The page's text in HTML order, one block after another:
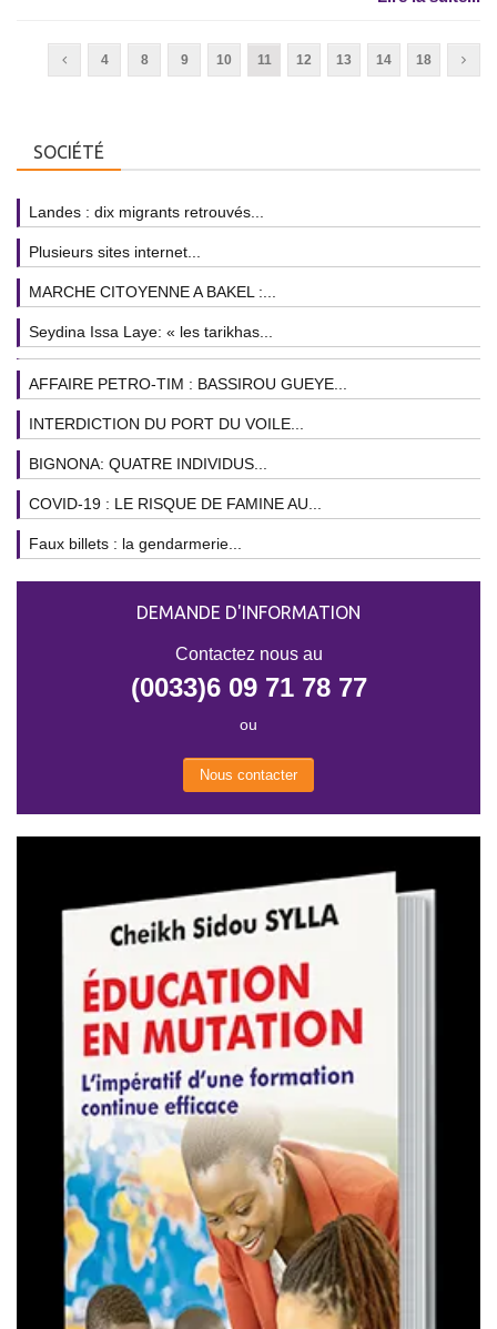
4 8 9 10 11 12 13 14 18
SOCIÉTÉ
Landes : dix migrants retrouvés...
Plusieurs sites internet...
MARCHE CITOYENNE A BAKEL :...
Seydina Issa Laye: « les tarikhas...
AFFAIRE PETRO-TIM : BASSIROU GUEYE...
INTERDICTION DU PORT DU VOILE...
BIGNONA: QUATRE INDIVIDUS...
COVID-19 : LE RISQUE DE FAMINE AU...
Faux billets : la gendarmerie...
DEMANDE D'INFORMATION
Contactez nous au
(0033)6 09 71 78 77
ou
Nous contacter